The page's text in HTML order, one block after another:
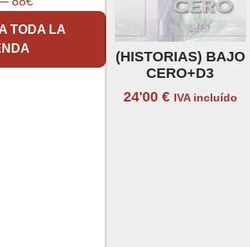
TODA LA
(HISTORIAS) BAJO
CERO+D3
24'00 € IVA incluído